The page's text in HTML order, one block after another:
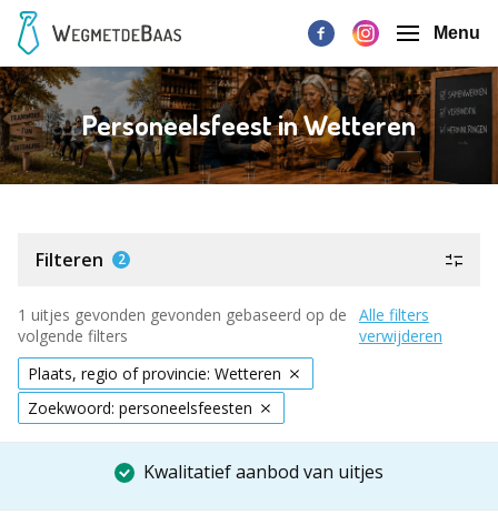
Menu
Personeelsfeest in Wetteren
Filteren 2
1 uitjes gevonden gevonden gebaseerd op de
volgende filters
Alle filters
verwijderen
Plaats, regio of provincie: Wetteren
Zoekwoord: personeelsfeesten
Kwalitatief aanbod van uitjes